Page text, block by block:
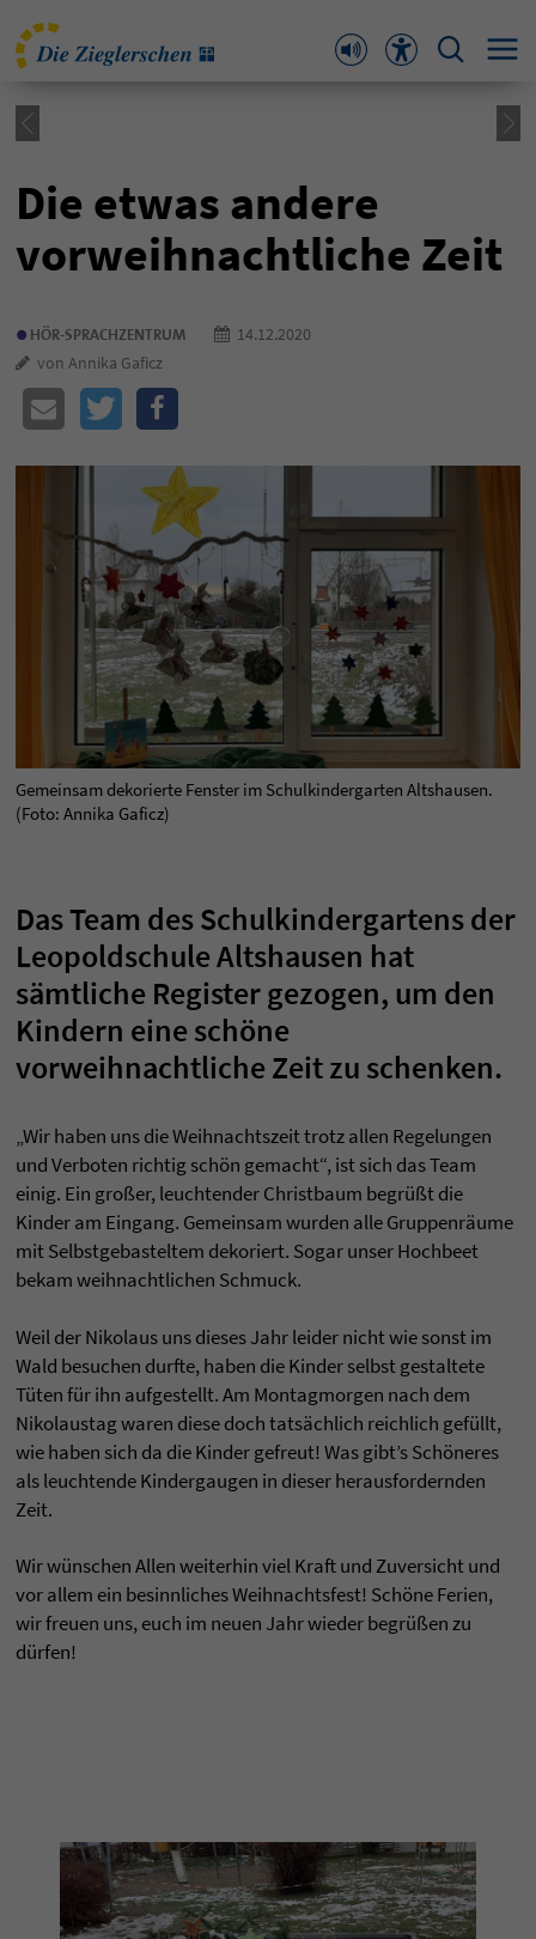
Die etwas andere
vorweihnachtliche Zeit
• HÖR-SPRACHZENTRUM
14.12.2020
von Annika Gaficz
Gemeinsam dekorierte Fenster im Schulkindergarten Altshausen.
(Foto: Annika Gaficz)
Das Team des Schulkindergartens der
Leopoldschule Altshausen hat
sämtliche Register gezogen, um den
Kindern eine schöne
vorweihnachtliche Zeit zu schenken.
„Wir haben uns die Weihnachtszeit trotz allen Regelungen
und Verboten richtig schön gemacht“, ist sich das Team
einig. Ein großer, leuchtender Christbaum begrüßt die
Kinder am Eingang. Gemeinsam wurden alle Gruppenräume
mit Selbstgebasteltem dekoriert. Sogar unser Hochbeet
bekam weihnachtlichen Schmuck.
Weil der Nikolaus uns dieses Jahr leider nicht wie sonst im
Wald besuchen durfte, haben die Kinder selbst gestaltete
Tüten für ihn aufgestellt. Am Montagmorgen nach dem
Nikolaustag waren diese doch tatsächlich reichlich gefüllt,
wie haben sich da die Kinder gefreut! Was gibt’s Schöneres
als leuchtende Kindergaugen in dieser herausfordernden
Zeit.
Wir wünschen Allen weiterhin viel Kraft und Zuversicht und
vor allem ein besinnliches Weihnachtsfest! Schöne Ferien,
wir freuen uns, euch im neuen Jahr wieder begrüßen zu
dürfen!